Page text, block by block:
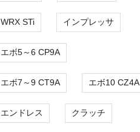
WRX STi インプレッサ
エボ5～6 CP9A
エボ7～9 CT9A エボ10 CZ4A
エンドレス クラッチ